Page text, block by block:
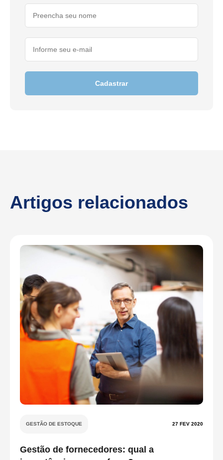
Cadastrar
Artigos relacionados
GESTÃO DE ESTOQUE 27 FEV 2020
Gestão de fornecedores: qual a